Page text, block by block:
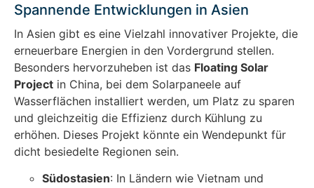
Spannende Entwicklungen in Asien
In Asien gibt es eine Vielzahl innovativer Projekte, die
erneuerbare Energien in den Vordergrund stellen.
Besonders hervorzuheben ist das Floating Solar
Project in China, bei dem Solarpaneele auf
Wasserflächen installiert werden, um Platz zu sparen
und gleichzeitig die Effizienz durch Kühlung zu
erhöhen. Dieses Projekt könnte ein Wendepunkt für
dicht besiedelte Regionen sein.
Südostasien: In Ländern wie Vietnam und